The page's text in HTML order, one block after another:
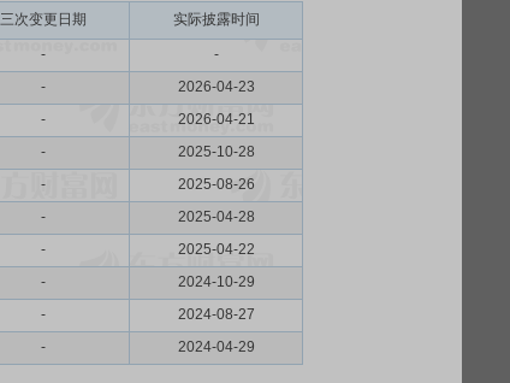
三次变更日期 实际披露时间
-
-
-
2026-04-23
-
2026-04-21
-
2025-10-28
-
2025-08-26
-
2025-04-28
-
2025-04-22
-
2024-10-29
-
2024-08-27
- 2024-04-29